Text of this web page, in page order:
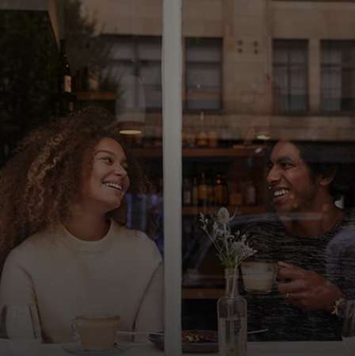
Dla Ciebie
Dla firm
Dla świata
Dla innowatorów
Aktualności i trendy